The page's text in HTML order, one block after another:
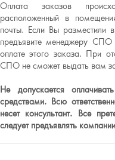
Оплата заказов
расположенный в
почты. Если Вы разместили
предъявите менеджеру
оплате этого заказа. При
СПО не сможет выдать вам
Не допускается
средствами. Всю
несет консультант. Все
следует предъявлять